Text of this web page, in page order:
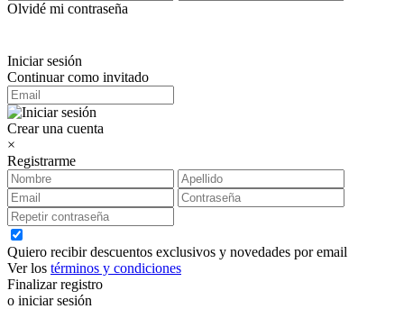
Olvidé mi contraseña
Iniciar sesión
Continuar como invitado
Crear una cuenta
×
Registrarme
Quiero recibir descuentos exclusivos y novedades por email
Ver los términos y condiciones
Finalizar registro
o iniciar sesión